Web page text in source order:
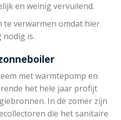
en weinig vervuilend.
te verwarmen omdat hier
nodig is.
met warmtepomp en
het hele jaar profijt
In de zomer zijn
die het sanitaire